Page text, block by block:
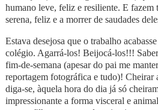
humano leve, feliz e resiliente. E fazem
serena, feliz e a morrer de saudades
Estava desejosa que o trabalho
colégio. Agarrá-los! Beijocá-los!!!
fim‑de‑semana (apesar do pai me
reportagem fotográfica e tudo)! Cheirar
diga-se, àquela hora do dia já só
impressionante a forma visceral e